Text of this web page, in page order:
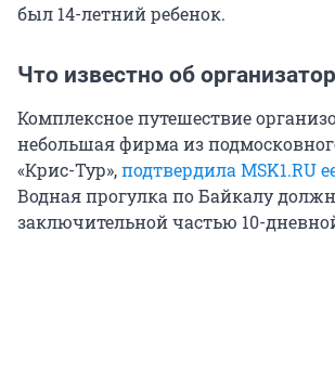
был 14-летний ребенок.
Что известно об
Комплексное путешествие
небольшая фирма из
«Крис-Тур»,подтвердила MSK1.RU
Водная прогулка по Байкалу
заключительной частью 10-